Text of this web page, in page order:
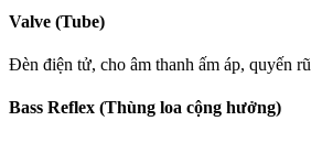
Valve (Tube)
Đèn điện tử, cho âm thanh ấm áp, quyến
Bass Reflex (Thùng loa cộng hưởng)